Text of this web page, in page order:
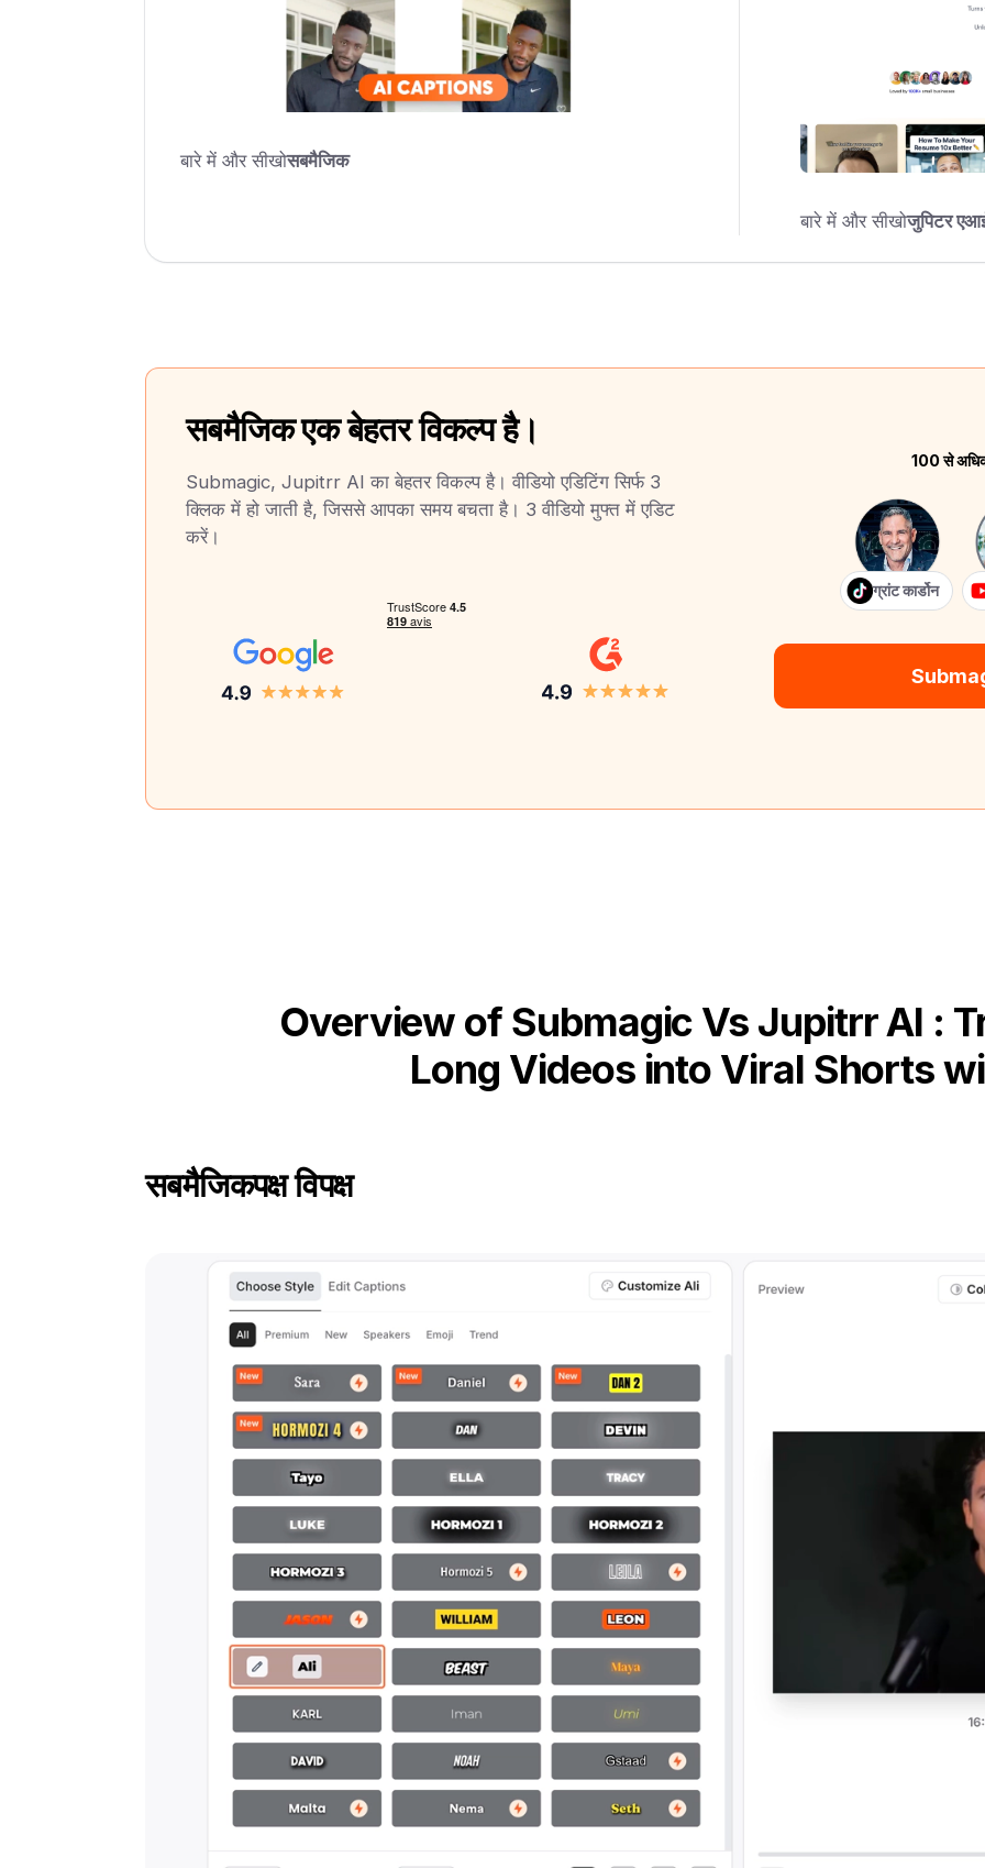
बारे में और सीखोसबमैजिक
बारे में और सीखोजुपिटर
सबमैजिक एक बेहतर विकल्प है।
Submagic, Jupitrr AI का बेहतर विकल्प है। वीडियो एडिटिंग सिर्फ 3
क्लिक में हो जाती है, जिससे आपका समय बचता है। 3 वीडियो मुफ्त में एडिट
करें।
100 से अधिक
ग्रांट कार्डोन
Overview of Submagic Vs Jupitrr AI :
Long Videos into Viral Shorts
सबमैजिकपक्ष विपक्ष